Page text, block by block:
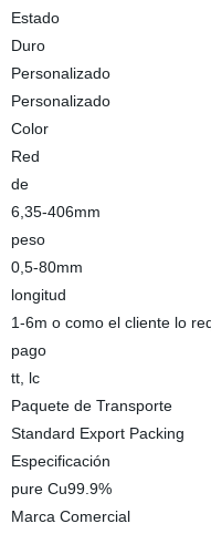
Estado
Duro
Personalizado
Personalizado
Color
Red
de
6,35-406mm
peso
0,5-80mm
longitud
1-6m o como el cliente lo
pago
tt, lc
Paquete de Transporte
Standard Export Packing
Especificación
pure Cu99.9%
Marca Comercial